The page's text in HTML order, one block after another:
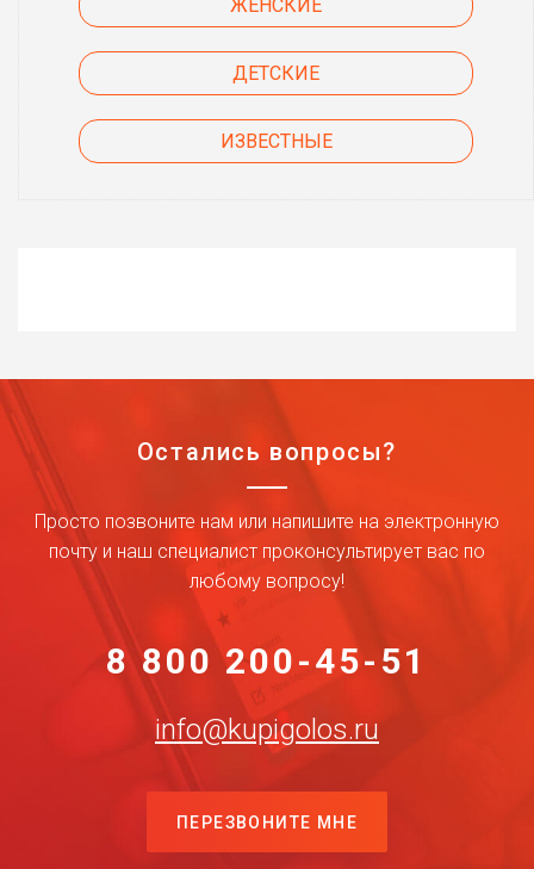
ЖЕНСКИЕ
ДЕТСКИЕ
ИЗВЕСТНЫЕ
Остались вопросы?
Просто позвоните нам или напишите на электронную
почту и наш специалист проконсультирует вас по
любому вопросу!
8 800 200-45-51
info@kupigolos.ru
ПЕРЕЗВОНИТЕ МНЕ